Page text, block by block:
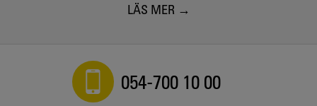
LÄS MER
054-700 10 00